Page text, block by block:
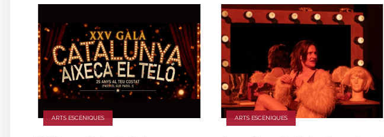
ARTS ESCÈNIQUES ARTS ESCÈNIQUES